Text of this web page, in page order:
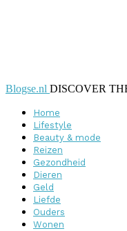
Blogse.nl DISCOVER
Home
Lifestyle
Beauty & mode
Reizen
Gezondheid
Dieren
Geld
Liefde
Ouders
Wonen